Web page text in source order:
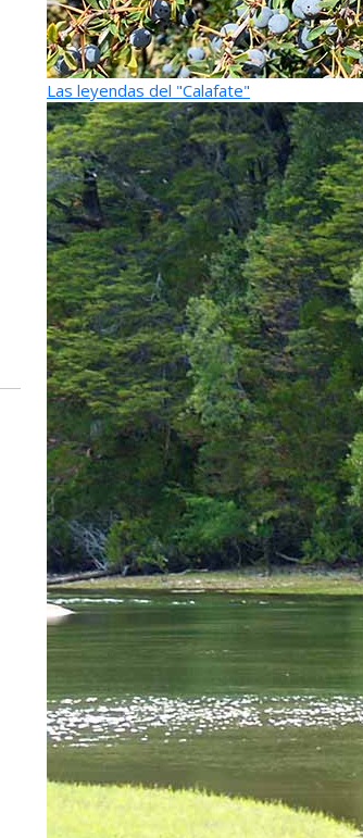
Las leyendas del "Calafate"